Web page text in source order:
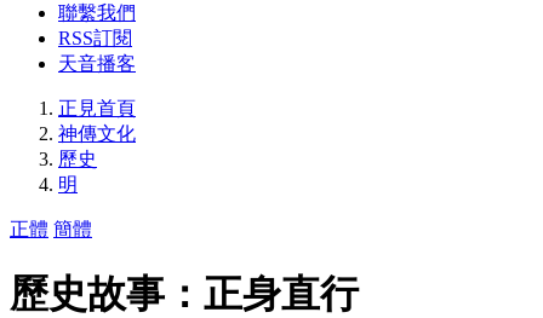
聯繫我們
RSS訂閱
天音播客
正見首頁
神傳文化
歷史
明
正體 簡體
歷史故事：正身直行